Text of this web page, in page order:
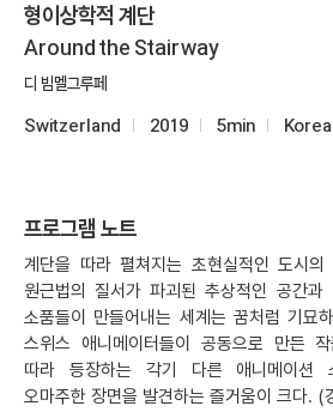
형이상학적 계단
Around the Stairway
디 빔멜그루페
Switzerland 2019 5min
프로그램 노트
계단을 따라 펼쳐지는 초현실적인 도시
원근법의 질서가 파괴된 추상적인 공간
소품들이 만들어내는 세계는 꿈처럼 기묘
스위스 애니메이터들이 공동으로 만든
따라 등장하는 각기 다른 애니메이션
오마주한 장면을 발견하는 즐거움이 크다. (